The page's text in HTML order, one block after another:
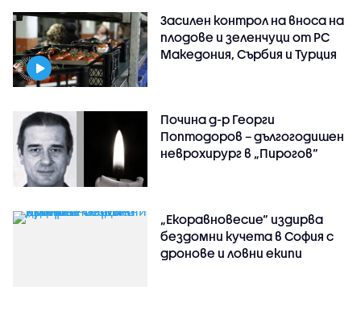
Засилен контрол на вноса на
плодове и зеленчуци от РС
Македония, Сърбия и Турция
Почина д-р Георги
Поптодоров – дългогодишен
неврохирург в „Пирогов“
„Екоравновесие“ издирва
бездомни кучета в София с
дронове и ловни екипи